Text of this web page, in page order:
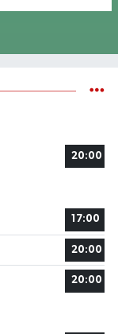
20:00
17:00
20:00
20:00